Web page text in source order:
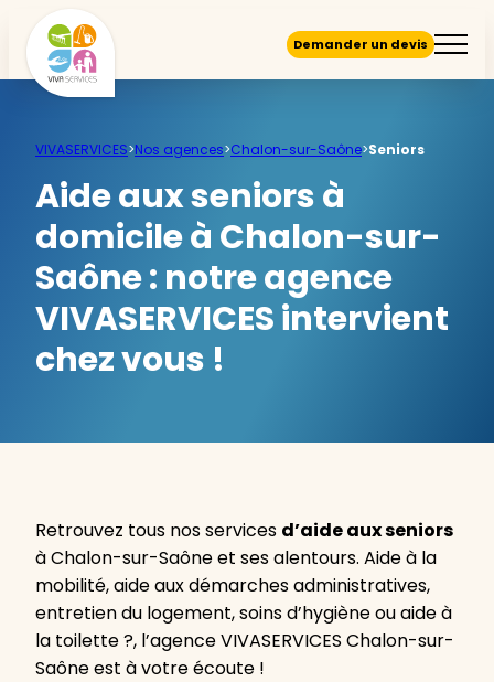
Demander un devis
VIVASERVICES>Nos agences>Chalon-sur-Saône>Seniors
Aide aux seniors à
domicile à Chalon-sur-
Saône : notre agence
VIVASERVICES intervient
chez vous !
Retrouvez tous nos services d’aide aux seniors
à Chalon-sur-Saône et ses alentours. Aide à la
mobilité, aide aux démarches administratives,
entretien du logement, soins d’hygiène ou aide à
la toilette ?, l’agence VIVASERVICES Chalon-sur-
Saône est à votre écoute !